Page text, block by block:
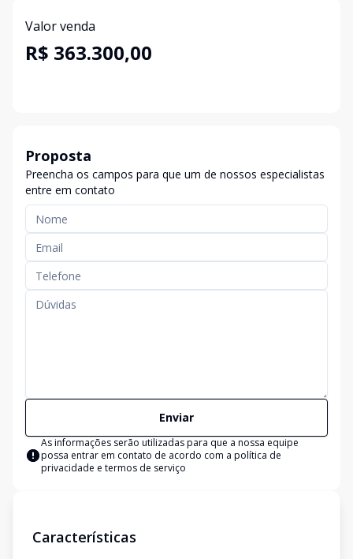
Valor venda
R$ 363.300,00
Proposta
Preencha os campos para que um de nossos especialistas
entre em contato
Enviar
As informações serão utilizadas para que a nossa equipe
possa entrar em contato de acordo com a política de
privacidade e termos de serviço
Características